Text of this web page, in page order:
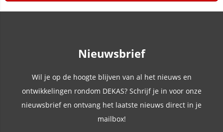
Nieuwsbrief
Wil je op de hoogte blijven van al het nieuws en
ontwikkelingen rondom DEKAS? Schrijf je in voor onze
nieuwsbrief en ontvang het laatste nieuws direct in je
mailbox!